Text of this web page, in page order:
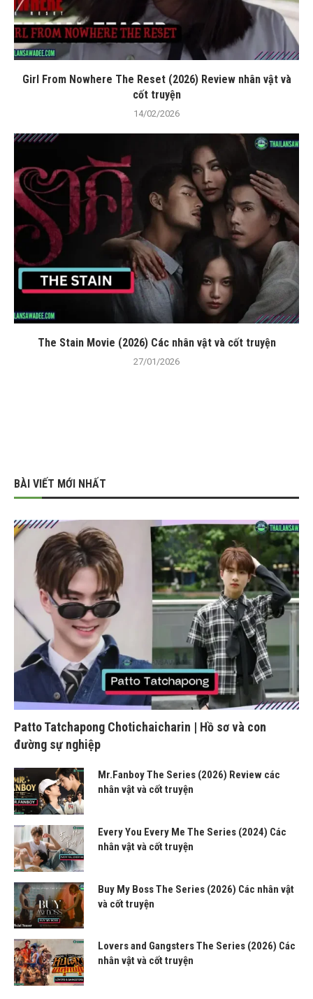
Girl From Nowhere The Reset (2026) Review nhân vật và
cốt truyện
14/02/2026
The Stain Movie (2026) Các nhân vật và cốt truyện
27/01/2026
BÀI VIẾT MỚI NHẤT
Patto Tatchapong Chotichaicharin | Hồ sơ và con
đường sự nghiệp
Mr.Fanboy The Series (2026) Review các
nhân vật và cốt truyện
Every You Every Me The Series (2024) Các
nhân vật và cốt truyện
Buy My Boss The Series (2026) Các nhân vật
và cốt truyện
Lovers and Gangsters The Series (2026) Các
nhân vật và cốt truyện